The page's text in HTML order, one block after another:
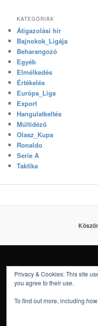
KATEGÓRIÁK
Átigazolási hír
Bajnokok_Ligája
Beharangozó
Egyéb
Elmélkedés
Értékelés
Európa_Liga
Export
Hangulatkeltés
Múltidéző
Olasz_Kupa
Ronaldo
Serie A
Taktika
Privacy & Cookies: This site
you agree to their use.
To find out more, including